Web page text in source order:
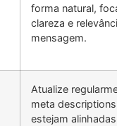
forma natural,
clareza e
mensagem.
Atualize
meta
estejam